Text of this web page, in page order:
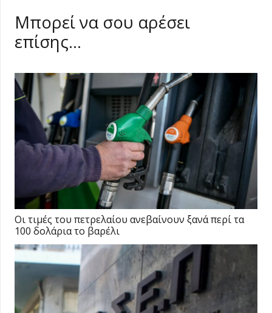
Μπορεί να σου αρέσει
επίσης…
Οι τιμές του πετρελαίου ανεβαίνουν ξανά περί τα
100 δολάρια το βαρέλι